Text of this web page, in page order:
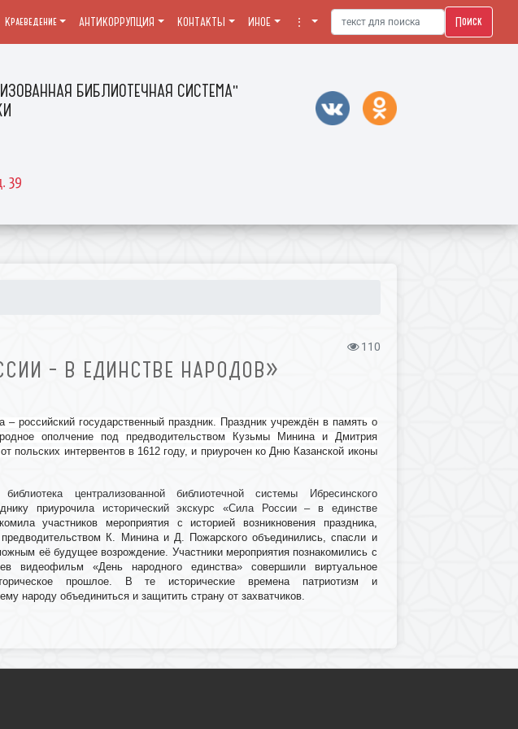
БИБЛИОТЕЧНАЯ СИСТЕМА"
39
Краеведение АНТИКОРРУПЦИЯ КОНТАКТЫ ИНОЕ ⋮ Поиск
110
– В ЕДИНСТВЕ НАРОДОВ»
– российский государственный праздник. Праздник учреждён в память о
ополчение под предводительством Кузьмы Минина и Дмитрия
польских интервентов в 1612 году, и приурочен ко Дню Казанской иконы
централизованной библиотечной системы Ибресинского
приурочилаисторический экскурс «Сила России – в единстве
участников мероприятия с историей возникновения праздника,
К. Минина и Д. Пожарского объединились, спасли и
её будущее возрождение. Участники мероприятия познакомились с
видеофильм «День народного единства» совершили виртуальное
прошлое. В те исторические времена патриотизм и
народу объединиться и защитить страну от захватчиков.